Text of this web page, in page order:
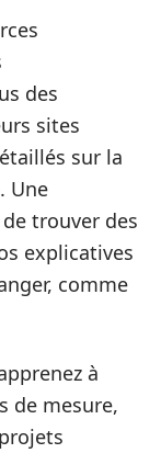
des
sites
sur la
Une
trouver des
explicatives
comme
à
de mesure,